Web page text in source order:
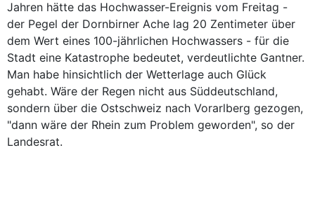
Jahren hätte das Hochwasser-Ereignis vom Freitag -
der Pegel der Dornbirner Ache lag 20 Zentimeter über
dem Wert eines 100-jährlichen Hochwassers - für die
Stadt eine Katastrophe bedeutet, verdeutlichte Gantner.
Man habe hinsichtlich der Wetterlage auch Glück
gehabt. Wäre der Regen nicht aus Süddeutschland,
sondern über die Ostschweiz nach Vorarlberg gezogen,
"dann wäre der Rhein zum Problem geworden", so der
Landesrat.